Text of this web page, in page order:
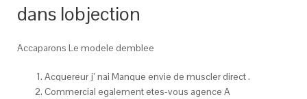
dans lobjection
Accaparons Le modele demblee
Acquereur j’ nai Manque envie de muscler direct .
Commercial egalement etes-vous agence A